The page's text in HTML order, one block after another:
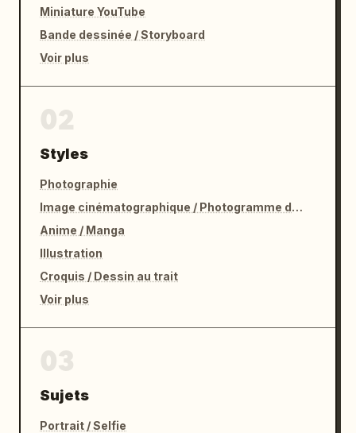
Miniature YouTube
Bande dessinée / Storyboard
Voir plus
Styles
Photographie
Image cinématographique / Photogramme de film
Anime / Manga
Illustration
Croquis / Dessin au trait
Voir plus
Sujets
Portrait / Selfie